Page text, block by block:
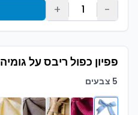
-
1
+
פפיון כפול ריבס על גומיה
5 צבעים